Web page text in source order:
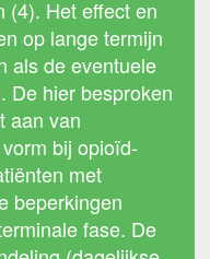
(4). Het effect en
op lange termijn
als de eventuele
De hier besproken
aan van
bij opioïd-
met
beperkingen
fase. De